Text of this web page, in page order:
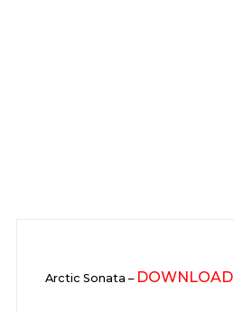
Arctic Sonata – DOWNLOAD